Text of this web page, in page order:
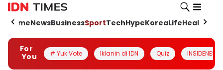
HomeNewsBusinessSportTechHypeKoreaLifeHealth
For
You
# Yuk Vote Iklanin di IDN Quiz INSIDENESIA